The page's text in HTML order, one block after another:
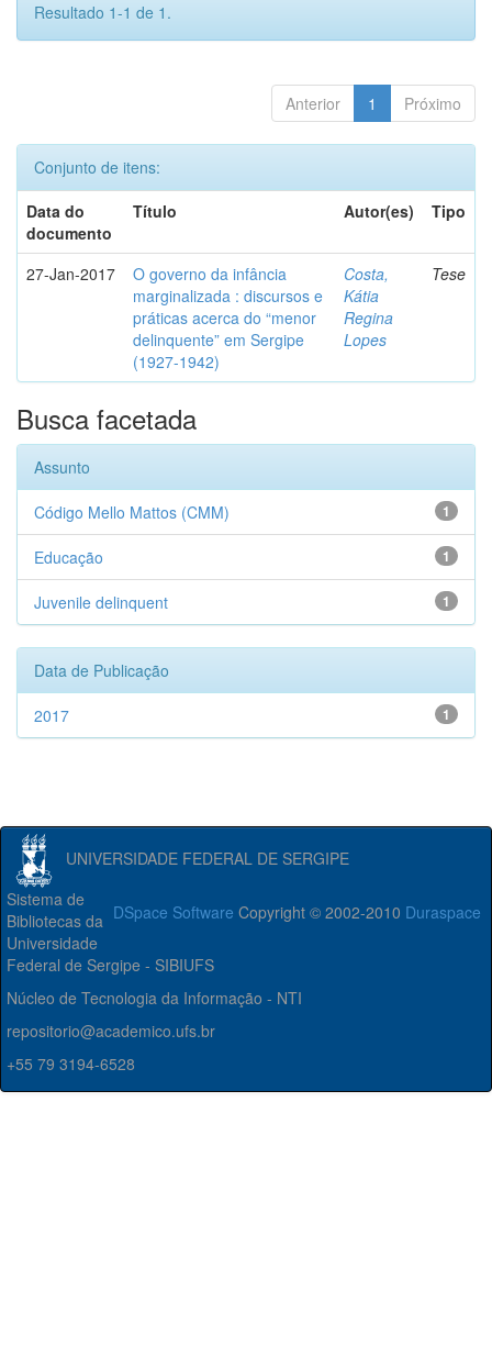
Resultado 1-1 de 1.
Anterior 1 Próximo
Conjunto de itens:
Data do
documento
Título Autor(es) Tipo
27-Jan-2017
O governo da infância
marginalizada : discursos e
práticas acerca do “menor
delinquente” em Sergipe
(1927-1942)
Costa,
Kátia
Regina
Lopes
Tese
Busca facetada
Assunto
1
Código Mello Mattos (CMM)
1
Educação
1
Juvenile delinquent
Data de Publicação
1
2017
UNIVERSIDADE FEDERAL DE SERGIPE
DSpace Software Copyright © 2002-2010 Duraspace
Sistema de
Bibliotecas da
Universidade
Federal de Sergipe - SIBIUFS
Núcleo de Tecnologia da Informação - NTI
repositorio@academico.ufs.br
+55 79 3194-6528